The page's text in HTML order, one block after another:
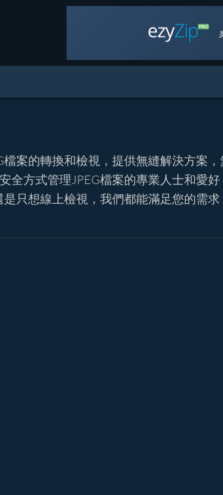
案的轉換和檢視，提供無縫解決方案，
全方式管理JPEG檔案的專業人士和愛好
只想線上檢視，我們都能滿足您的需求